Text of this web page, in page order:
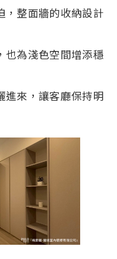
，整面牆的收納設計
也為淺色空間增添穩
進來，讓客廳保持明